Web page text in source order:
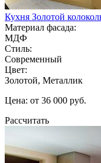
Кухня Золотой
Материал фасада:
МДФ
Стиль:
Современный
Цвет:
Золотой, Металлик
Цена: от 36 000 руб.
Рассчитать